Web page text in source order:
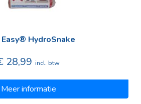
Easy® HydroSnake
28,99 incl. btw
Meer informatie